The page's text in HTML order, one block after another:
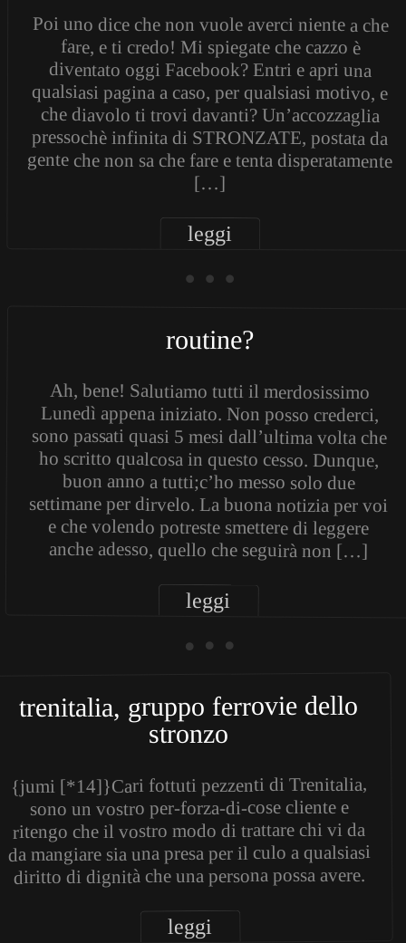
Poi uno dice che non vuole averci niente a che
fare, e ti credo! Mi spiegate che cazzo è
diventato oggi Facebook? Entri e apri una
qualsiasi pagina a caso, per qualsiasi motivo, e
che diavolo ti trovi davanti? Un’accozzaglia
pressochè infinita di STRONZATE, postata da
gente che non sa che fare e tenta disperatamente
[…]
leggi
• • •
routine?
Ah, bene! Salutiamo tutti il merdosissimo
Lunedì appena iniziato. Non posso crederci,
sono passati quasi 5 mesi dall’ultima volta che
ho scritto qualcosa in questo cesso. Dunque,
buon anno a tutti;c’ho messo solo due
settimane per dirvelo. La buona notizia per voi
e che volendo potreste smettere di leggere
anche adesso, quello che seguirà non […]
leggi
• • •
trenitalia, gruppo ferrovie dello
stronzo
{jumi [*14]}Cari fottuti pezzenti di Trenitalia,
sono un vostro per-forza-di-cose cliente e
ritengo che il vostro modo di trattare chi vi da
da mangiare sia una presa per il culo a qualsiasi
diritto di dignità che una persona possa avere.
leggi